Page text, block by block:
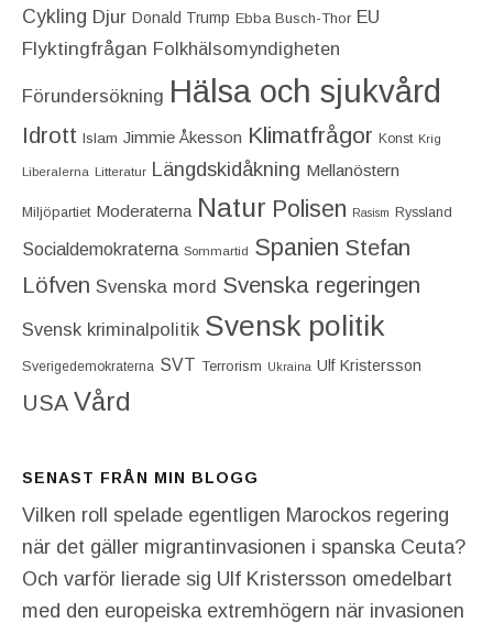
Cykling Djur Donald Trump Ebba Busch-Thor EU
Flyktingfrågan Folkhälsomyndigheten
Förundersökning Hälsa och sjukvård
Idrott Islam Jimmie Åkesson Klimatfrågor Konst Krig
Liberalerna Litteratur Längdskidåkning Mellanöstern
Miljöpartiet Moderaterna Natur Polisen Rasism Ryssland
Socialdemokraterna Sommartid Spanien Stefan
Löfven Svenska mord Svenska regeringen
Svensk kriminalpolitik Svensk politik
Sverigedemokraterna SVT Terrorism Ukraina Ulf Kristersson
USA Vård
SENAST FRÅN MIN BLOGG
Vilken roll spelade egentligen Marockos regering
när det gäller migrantinvasionen i spanska Ceuta?
Och varför lierade sig Ulf Kristersson omedelbart
med den europeiska extremhögern när invasionen